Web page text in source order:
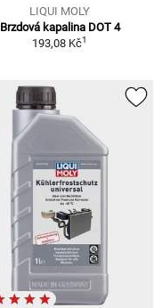
LIQUI MOLY
Brzdová kapalina DOT 4
193,08 Kč1